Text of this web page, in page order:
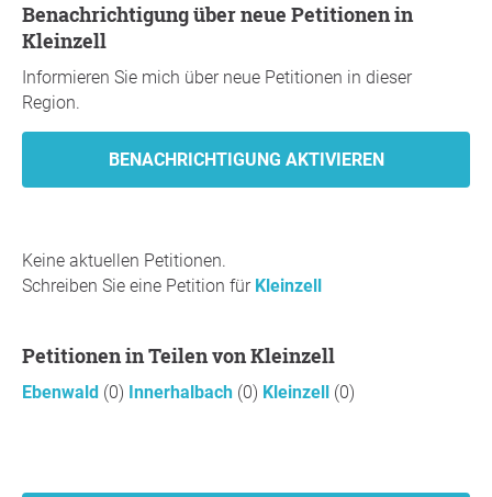
Benachrichtigung über neue Petitionen in
Kleinzell
Informieren Sie mich über neue Petitionen in dieser
Region.
Keine aktuellen Petitionen.
Schreiben Sie eine Petition für Kleinzell
Petitionen in Teilen von Kleinzell
Ebenwald (0) Innerhalbach (0) Kleinzell (0)